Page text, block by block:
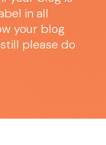
in all
your blog
please do